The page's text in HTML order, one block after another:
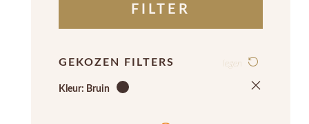
FILTER
GEKOZEN FILTERS legen
Kleur: Bruin